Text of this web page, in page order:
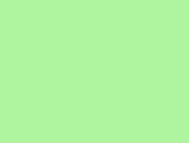
France